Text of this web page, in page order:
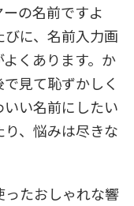
の名前ですよ
に、名前入力画
くあります。か
見て恥ずかしく
い名前にしたい
、悩みは尽きな
ったおしゃれな響